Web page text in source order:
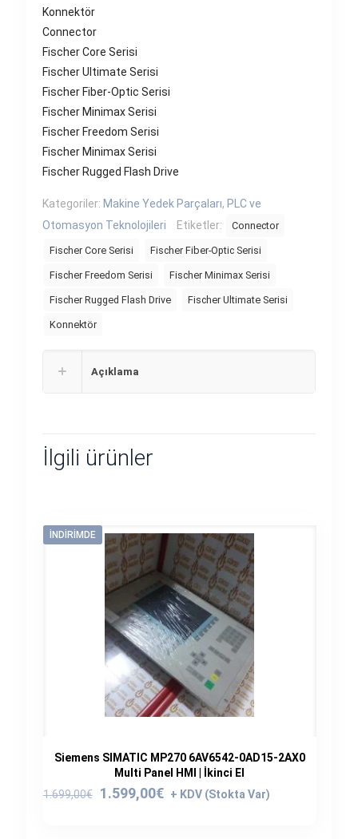
Konnektör
Connector
Fischer Core Serisi
Fischer Ultimate Serisi
Fischer Fiber-Optic Serisi
Fischer Minimax Serisi
Fischer Freedom Serisi
Fischer Minimax Serisi
Fischer Rugged Flash Drive
Kategoriler: Makine Yedek Parçaları, PLC ve
Otomasyon Teknolojileri
Etiketler: Connector
Fischer Core Serisi Fischer Fiber-Optic Serisi
Fischer Freedom Serisi Fischer Minimax Serisi
Fischer Rugged Flash Drive Fischer Ultimate Serisi
Konnektör
Açıklama
İlgili ürünler
İNDIRIMDE
Siemens SIMATIC MP270 6AV6542-0AD15-2AX0
Multi Panel HMI | İkinci El
1.699,00€
Orijinal
1.599,00€
Şu